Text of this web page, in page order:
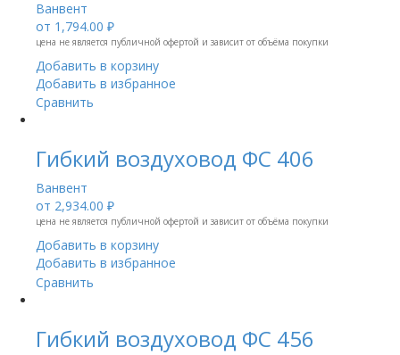
Ванвент
от 1,794.00 ₽
цена не является публичной офертой и зависит от объёма покупки
Добавить в корзину
Добавить в избранное
Сравнить
Гибкий воздуховод ФС 406
Ванвент
от 2,934.00 ₽
цена не является публичной офертой и зависит от объёма покупки
Добавить в корзину
Добавить в избранное
Сравнить
Гибкий воздуховод ФС 456